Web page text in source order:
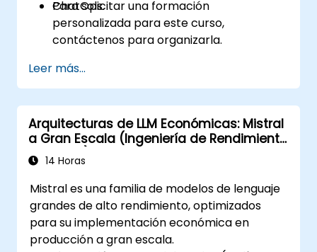
ChatOps.
Para solicitar una formación
personalizada para este curso,
contáctenos para organizarla.
Leer más...
Arquitecturas de LLM Económicas: Mistral
a Gran Escala (Ingeniería de Rendimiento
y Costos)
14 Horas
Mistral es una familia de modelos de lenguaje
grandes de alto rendimiento, optimizados
para su implementación económica en
producción a gran escala.